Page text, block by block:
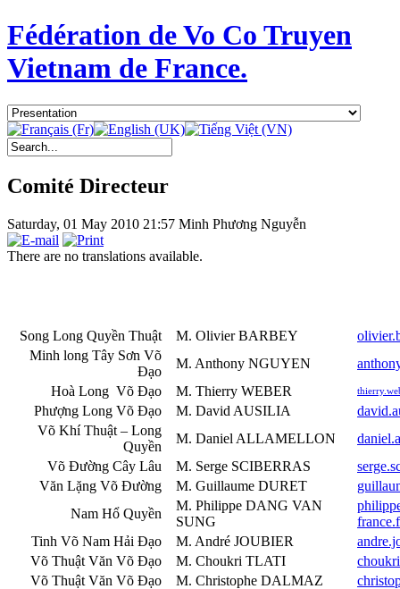
Fédération de Vo Co Truyen
Vietnam de France.
Comité Directeur
Saturday, 01 May 2010 21:57 Minh Phương Nguyễn
There are no translations available.
Song Long Quyền Thuật M. Olivier BARBEY
Minh long Tây Sơn Võ
Đạo
M. Anthony NGUYEN
Hoà Long Võ Đạo
M. Thierry WEBER
Phượng Long Võ Đạo M. David AUSILIA
Võ Khí Thuật – Long
Quyền
M. Daniel ALLAMELLON
Võ Đường Cây Lâu
M. Serge SCIBERRAS
Văn Lặng Võ Đường
M. Guillaume DURET
Nam Hổ Quyền
M. Philippe DANG VAN
SUNG
Tinh Võ Nam Hải Đạo
M. André JOUBIER
Võ Thuật Văn Võ Đạo
M. Choukri TLATI
Võ Thuật Văn Võ Đạo
M. Christophe DALMAZ